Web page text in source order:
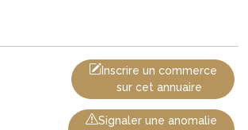
Inscrire un commerce
sur cet annuaire
Signaler une anomalie